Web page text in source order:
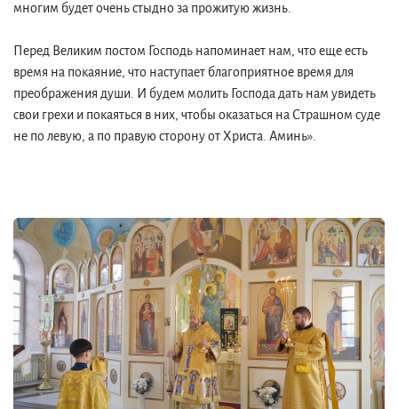
многим будет очень стыдно за прожитую жизнь.
Перед Великим постом Господь напоминает нам, что еще есть
время на покаяние, что наступает благоприятное время для
преображения души. И будем молить Господа дать нам увидеть
свои грехи и покаяться в них, чтобы оказаться на Страшном суде
не по левую, а по правую сторону от Христа. Аминь».